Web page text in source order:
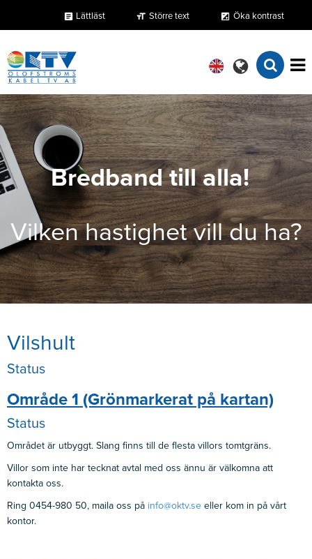
article Lättläst format_size Större text exposure Öka kontrast
Bredband till alla!
Vilken hastighet vill du ha?
Vilshult
Status
Område 1 (Grönmarkerat på kartan)
Status
Området är utbyggt. Slang finns till de flesta villors tomtgräns.
Villor som inte har tecknat avtal med oss ännu är välkomna att
kontakta oss.
Ring 0454-980 50, maila oss på info@oktv.se eller kom in på vårt
kontor.